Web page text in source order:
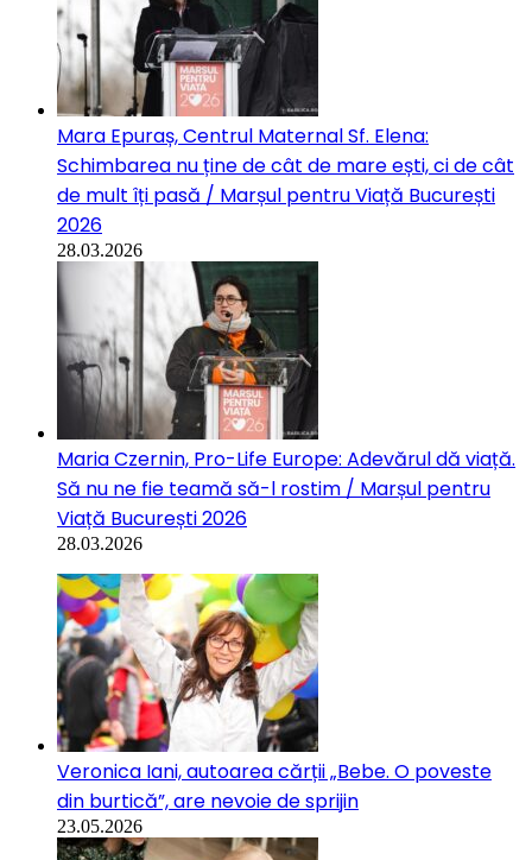
Mara Epuraș, Centrul Maternal Sf. Elena:
Schimbarea nu ține de cât de mare ești, ci de cât
de mult îți pasă / Marșul pentru Viață București
2026
28.03.2026
Maria Czernin, Pro-Life Europe: Adevărul dă viață.
Să nu ne fie teamă să-l rostim / Marșul pentru
Viață București 2026
28.03.2026
Veronica Iani, autoarea cărții „Bebe. O poveste
din burtică”, are nevoie de sprijin
23.05.2026